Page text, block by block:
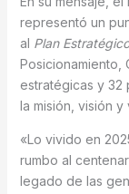
representó un
al Plan
Posicionamiento,
estratégicas y 32
la misión, visión
«Lo vivido en
rumbo al
legado de las